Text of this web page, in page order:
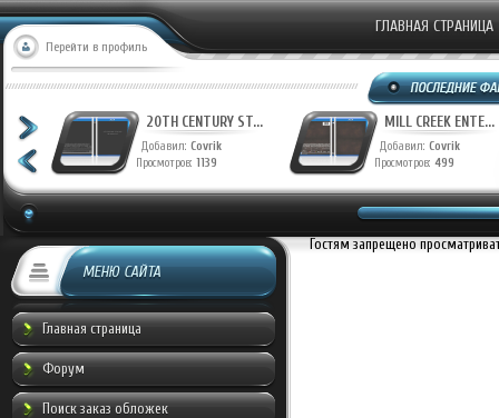
Перейти в профиль
ГЛАВНАЯ СТРАНИЦА
20TH CENTURY ST...
Добавил: Covrik
Просмотров: 1139
MILL CREEK ENTE...
Добавил: Covrik
Просмотров: 499
МЕНЮ САЙТА
Главная страница
Форум
Поиск заказ обложек
Гостям запрещено